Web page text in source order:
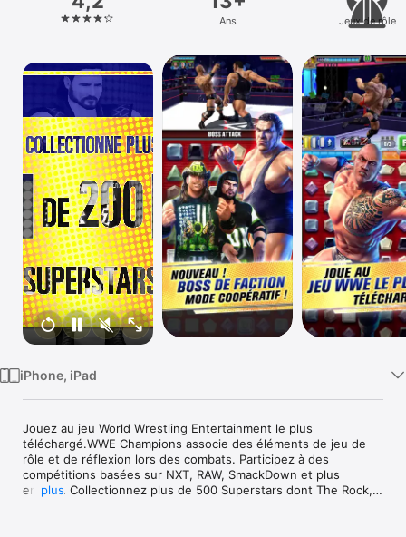
iPhone
Vision
Watch
TV
Ans Jeux de rôle
iPhone, iPad
Jouez au jeu World Wrestling Entertainment le plus
téléchargé.WWE Champions associe des éléments de jeu de
rôle et de réflexion lors des combats. Participez à des
compétitions basées sur NXT, RAW, SmackDown et plus
encore. Collectionnez plus de 500 Superstars dont The Rock,
plus